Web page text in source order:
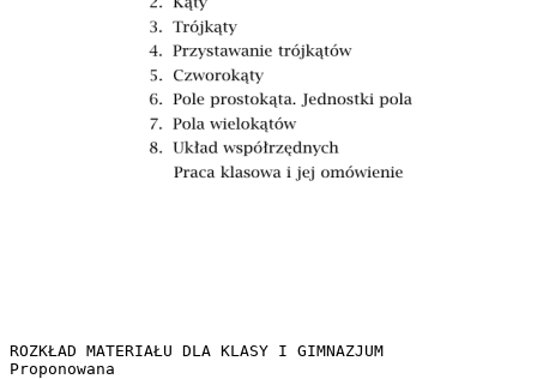
ROZKŁAD MATERIAŁU DLA KLASY I GIMNAZJUM
Proponowana